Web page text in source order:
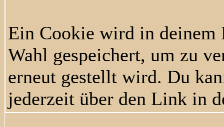
Ein Cookie wird in deinem
Wahl gespeichert, um zu
erneut gestellt wird. Du
jederzeit über den Link in